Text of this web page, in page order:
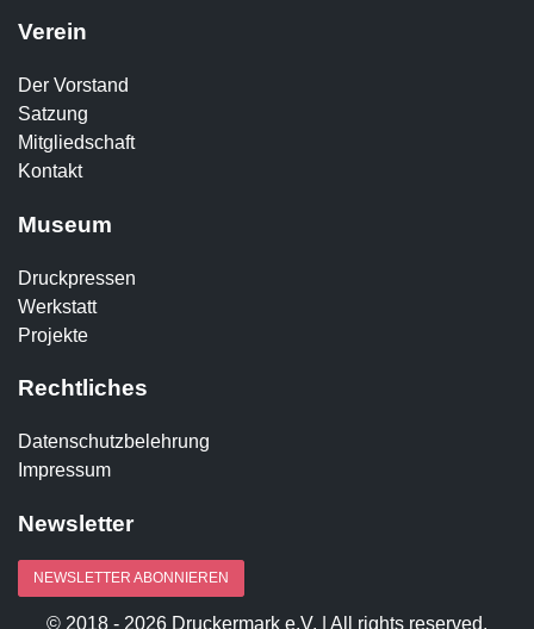
Verein
Der Vorstand
Satzung
Mitgliedschaft
Kontakt
Museum
Druckpressen
Werkstatt
Projekte
Rechtliches
Datenschutzbelehrung
Impressum
Newsletter
NEWSLETTER ABONNIEREN
© 2018 - 2026 Druckermark e.V. | All rights reserved.